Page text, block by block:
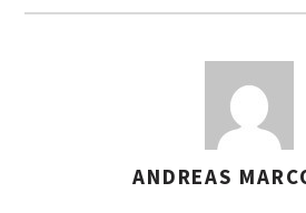
ANDREAS